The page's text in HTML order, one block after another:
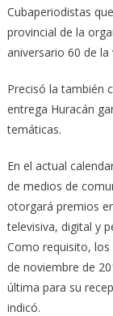
Cubaperiodistas
provincial de la
aniversario 60 de
Precisó la también
entrega Huracán
temáticas.
En el actual
de medios de
otorgará premios
televisiva, digital y
Como requisito,
de noviembre de
última para su
indicó.